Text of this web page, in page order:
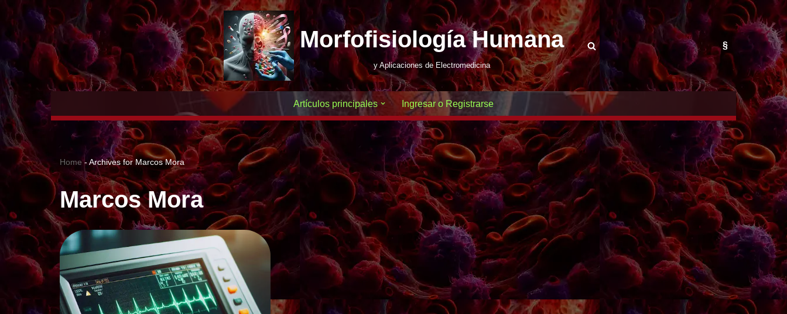
Saltar
al
contenido
Morfofisiología Humana
y Aplicaciones de Electromedicina
§
Artículos principales Ingresar o Registrarse
Home-Archives for Marcos Mora
Marcos Mora